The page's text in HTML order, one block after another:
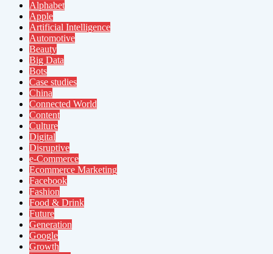
Alphabet
Apple
Artificial Intelligence
Automotive
Beauty
Big Data
Bots
Case studies
China
Connected World
Content
Culture
Digital
Disruptive
e-Commerce
Ecommerce Marketing
Facebook
Fashion
Food & Drink
Future
Generation
Google
Growth